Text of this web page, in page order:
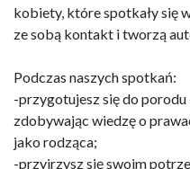
kobiety, które spotkały się
ze sobą kontakt i tworzą
Podczas naszych spotkań:
-przygotujesz się do
zdobywając wiedzę o
jako rodząca;
-przyjrzysz się swoim